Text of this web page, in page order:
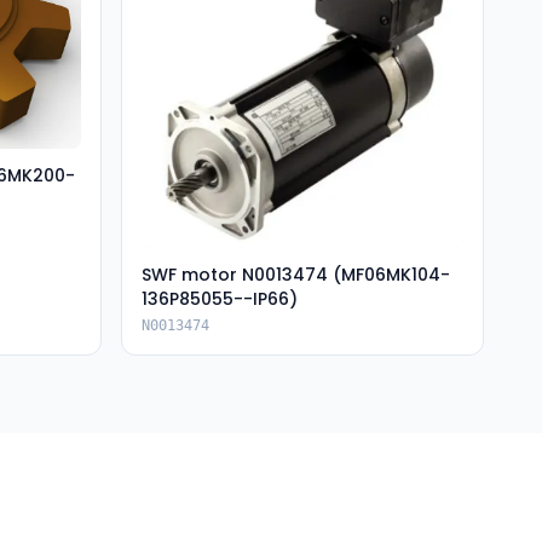
SWF motor N0013474 (MF06MK104-
136P85055--IP66)
N0013474